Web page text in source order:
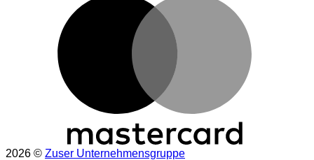
2026 © Zuser Unternehmensgruppe